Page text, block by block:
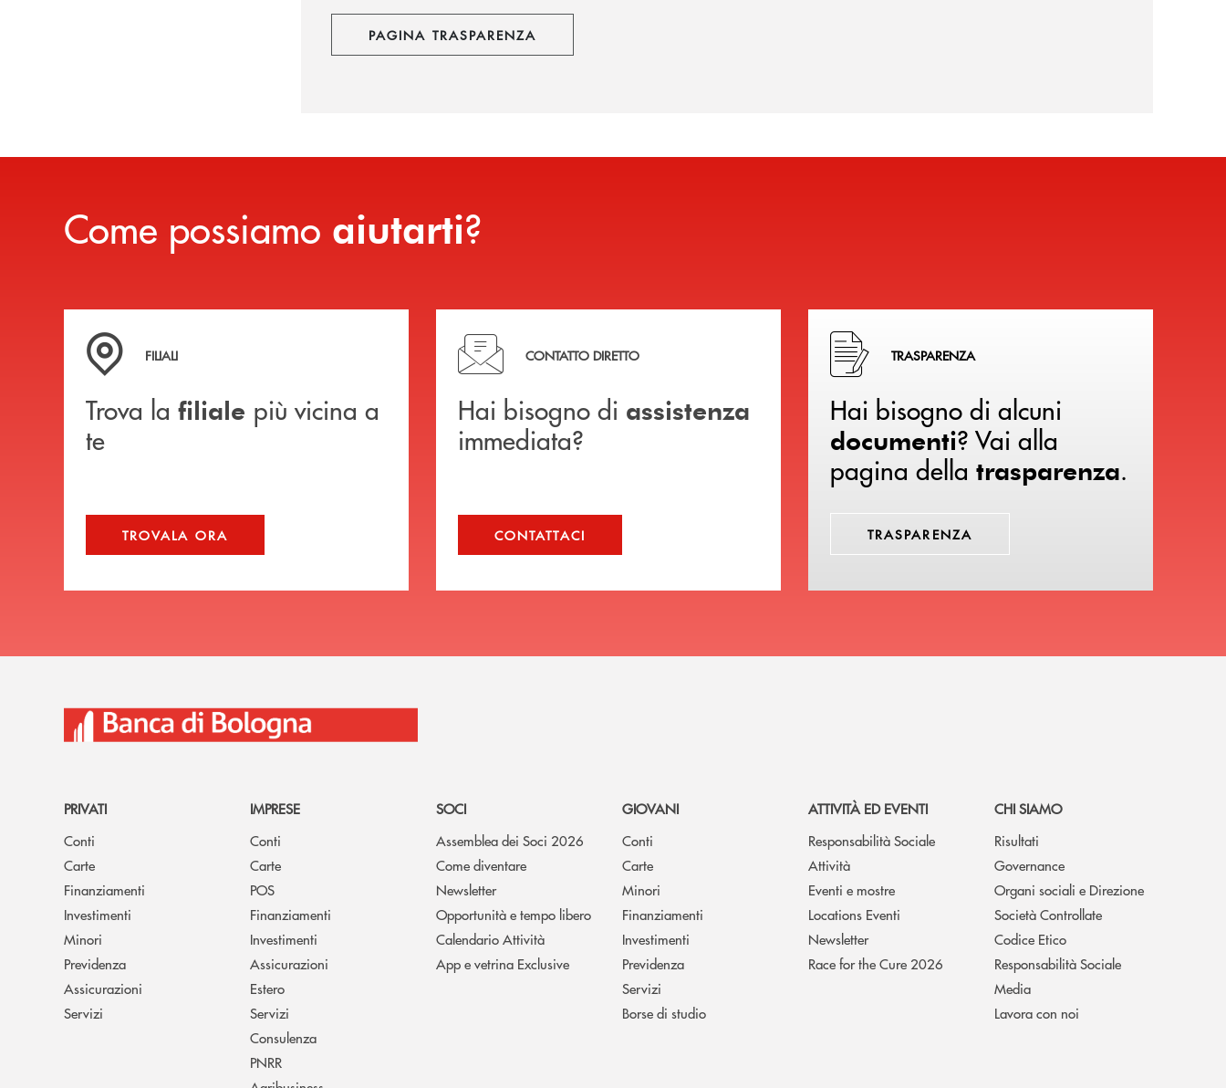
PAGINA TRASPARENZA
Come possiamo aiutarti?
Trova la filiale più vicina a te
FILIALI
Trova la filiale più vicina a
te
TROVALA ORA
Hai bisogno di assistenza immediata?
CONTATTO DIRETTO
Hai bisogno di assistenza
immediata?
CONTATTACI
Hai bisogno di alcuni documenti ? Vai alla pagina della
TRASPARENZA
Hai bisogno di alcuni
documenti? Vai alla
pagina della trasparenza.
TRASPARENZA
PRIVATI
Conti
Carte
Finanziamenti
Investimenti
Minori
Previdenza
Assicurazioni
Servizi
IMPRESE
Conti
Carte
POS
Finanziamenti
Investimenti
Assicurazioni
Estero
Servizi
Consulenza
PNRR
SOCI
Assemblea dei Soci 2026
Come diventare
Newsletter
Opportunità e tempo libero
Calendario Attività
App e vetrina Exclusive
GIOVANI
Conti
Carte
Minori
Finanziamenti
Investimenti
Previdenza
Servizi
Borse di studio
ATTIVITÀ ED EVENTI
Responsabilità Sociale
Attività
Eventi e mostre
Locations Eventi
Newsletter
Race for the Cure 2026
CHI SIAMO
Risultati
Governance
Organi sociali e Direzione
Società Controllate
Codice Etico
Responsabilità Sociale
Media
Lavora con noi